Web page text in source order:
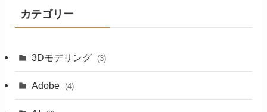
カテゴリー
3Dモデリング (3)
Adobe (4)